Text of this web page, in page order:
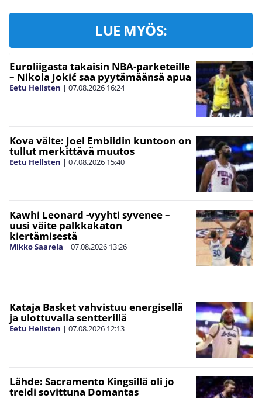
LUE MYÖS:
Euroliigasta takaisin NBA-parketeille
– Nikola Jokić saa pyytämäänsä apua
Eetu Hellsten | 07.08.2026 16:24
Kova väite: Joel Embiidin kuntoon on
tullut merkittävä muutos
Eetu Hellsten | 07.08.2026 15:40
Kawhi Leonard -vyyhti syvenee –
uusi väite palkkakaton
kiertämisestä
Mikko Saarela | 07.08.2026 13:26
Kataja Basket vahvistuu energisellä
ja ulottuvalla sentterillä
Eetu Hellsten | 07.08.2026 12:13
Lähde: Sacramento Kingsillä oli jo
treidi sovittuna Domantas